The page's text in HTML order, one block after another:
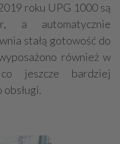
roku UPG 1000 są
a automatycznie
stałą gotowość do
również w
jeszcze bardziej